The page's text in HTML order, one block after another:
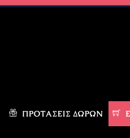
ΠΡΟΤΆΣΕΙΣ ΔΏΡΩΝ